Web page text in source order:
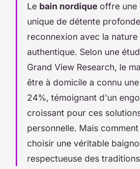
Le bain nordique offre une
unique de détente
reconnexion avec la
authentique. Selon une
Grand View Research, le
être à domicile a connu
24%, témoignant d'un
croissant pour ces
personnelle. Mais
choisir une véritable
respectueuse des